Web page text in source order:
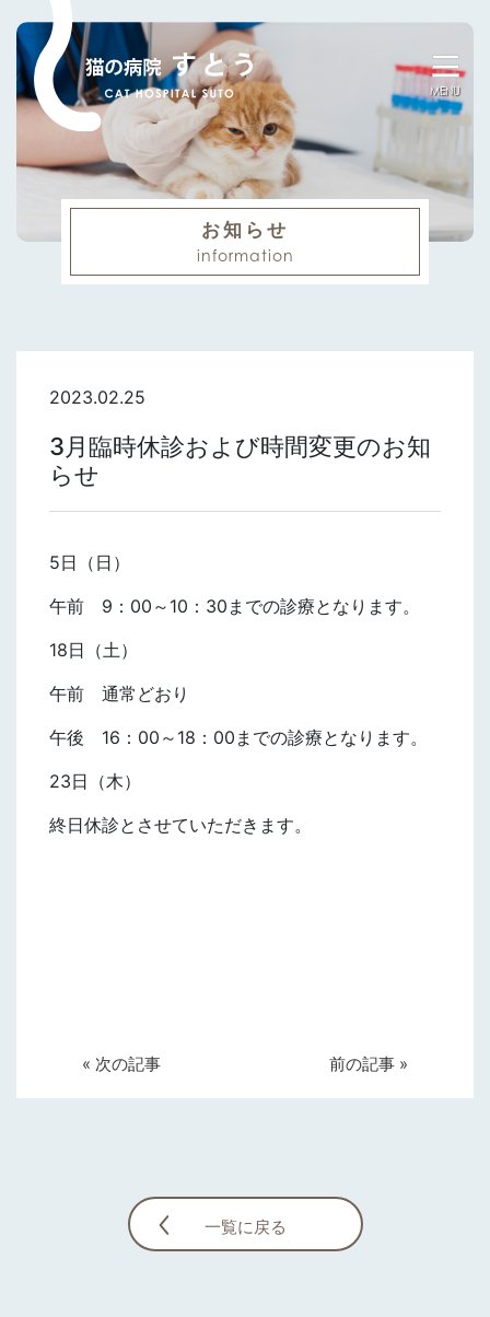
MENU
お知らせ
information
2023.02.25
3月臨時休診および時間変更のお知
らせ
5日（日）
午前 9：00～10：30までの診療となります。
18日（土）
午前 通常どおり
午後 16：00～18：00までの診療となります。
23日（木）
終日休診とさせていただきます。
« 次の記事 前の記事 »
一覧に戻る